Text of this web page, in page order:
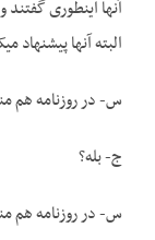
آنها اینطوری
البته آنها پیشنهاد
س- در روزنامه هم
ج- بله؟
س- در روزنامه هم